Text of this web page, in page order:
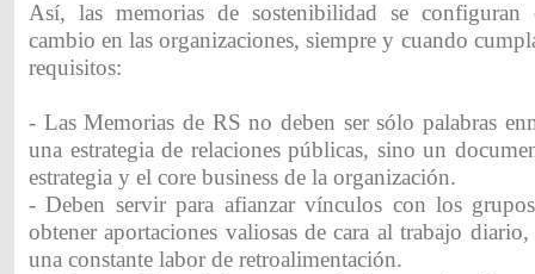
Así, las memorias de sostenibilidad se configuran
cambio en las organizaciones, siempre y cuando
requisitos:
- Las Memorias de RS no deben ser sólo palabras
una estrategia de relaciones públicas, sino un
estrategia y el core business de la organización.
- Deben servir para afianzar vínculos con los
obtener aportaciones valiosas de cara al trabajo
una constante labor de retroalimentación.